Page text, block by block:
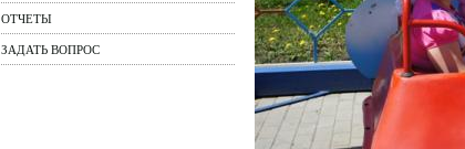
ОТЧЕТЫ
ЗАДАТЬ ВОПРОС